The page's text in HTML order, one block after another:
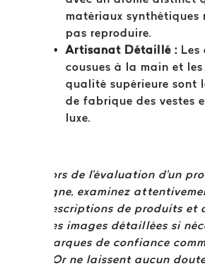
matériaux synthétiques
pas reproduire.
Artisanat Détaillé : Les
cousues à la main et
qualité supérieure sont
de fabrique des vestes
luxe.
Lors de l'évaluation d'un
ligne, examinez
descriptions de produits et
des images détaillées si
marques de confiance
d'Or ne laissent aucun